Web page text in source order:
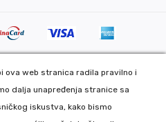
ova web stranica radila pravilno i
dalja unapređenja stranice sa
iskustva, kako bismo